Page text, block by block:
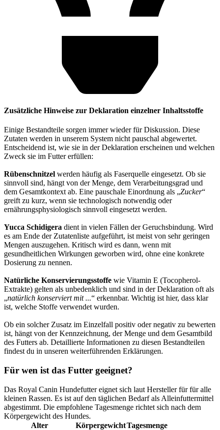
Zusätzliche Hinweise zur Deklaration einzelner Inhaltsstoffe
Einige Bestandteile sorgen immer wieder für Diskussion. Diese
Zutaten werden in unserem System nicht pauschal abgewertet.
Entscheidend ist, wie sie in der Deklaration erscheinen und welchen
Zweck sie im Futter erfüllen:
Rübenschnitzel werden häufig als Faserquelle eingesetzt. Ob sie
sinnvoll sind, hängt von der Menge, dem Verarbeitungsgrad und
dem Gesamtkontext ab. Eine pauschale Einordnung als „Zucker“
greift zu kurz, wenn sie technologisch notwendig oder
ernährungsphysiologisch sinnvoll eingesetzt werden.
Yucca Schidigera dient in vielen Fällen der Geruchsbindung. Wird
es am Ende der Zutatenliste aufgeführt, ist meist von sehr geringen
Mengen auszugehen. Kritisch wird es dann, wenn mit
gesundheitlichen Wirkungen geworben wird, ohne eine konkrete
Dosierung zu nennen.
Natürliche Konservierungsstoffe wie Vitamin E (Tocopherol-
Extrakte) gelten als unbedenklich und sind in der Deklaration oft als
„natürlich konserviert mit ...“ erkennbar. Wichtig ist hier, dass klar
ist, welche Stoffe verwendet wurden.
Ob ein solcher Zusatz im Einzelfall positiv oder negativ zu bewerten
ist, hängt von der Kennzeichnung, der Menge und dem Gesamtbild
des Futters ab. Detaillierte Informationen zu diesen Bestandteilen
findest du in unseren weiterführenden Erklärungen.
Für wen ist das Futter geeignet?
Das Royal Canin Hundefutter eignet sich laut Hersteller für für alle
kleinen Rassen. Es ist auf den täglichen Bedarf als Alleinfuttermittel
abgestimmt. Die empfohlene Tagesmenge richtet sich nach dem
Körpergewicht des Hundes.
Alter
KörpergewichtTagesmenge